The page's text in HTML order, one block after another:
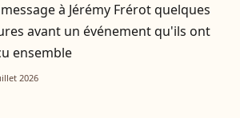
à Jérémy Frérot quelques
avant un événement qu'ils ont
ensemble
2026